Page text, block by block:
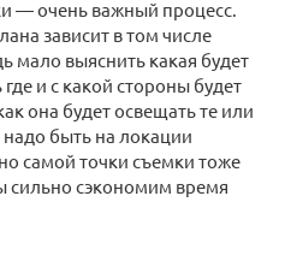
— очень важный процесс.
зависит в том числе
мало выяснить какая будет
и с какой стороны будет
она будет освещать те или
быть на локации
самой точки съемки тоже
сэкономим время